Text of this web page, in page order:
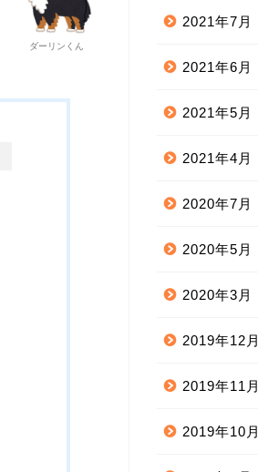
ダーリンくん
2021年7月
2021年6月
2021年5月
2021年4月
2020年7月
2020年5月
2020年3月
2019年12月
2019年11月
2019年10月